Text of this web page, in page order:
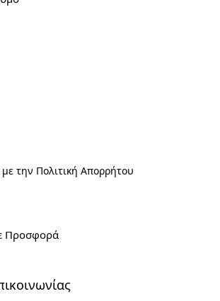
την Πολιτική Απορρήτου